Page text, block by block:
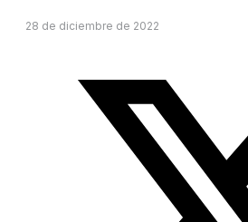
28 de diciembre de 2022